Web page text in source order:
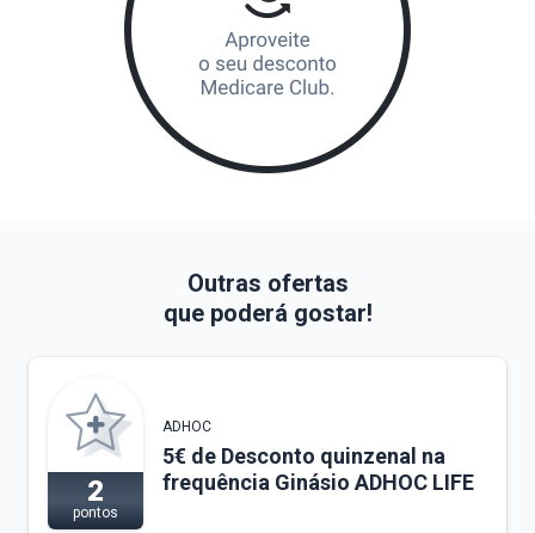
Outras ofertas
que poderá gostar!
2
pontos
ADHOC
5€ de Desconto quinzenal na
frequência Ginásio ADHOC LIFE